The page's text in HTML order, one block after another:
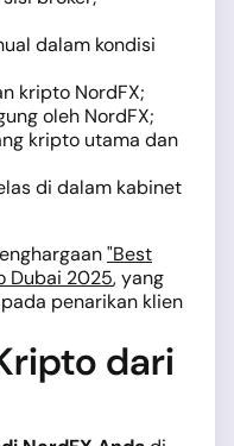
dalam kondisi
kripto NordFX;
oleh NordFX;
kripto utama dan
di dalam kabinet
"Best
Dubai 2025, yang
penarikan klien
dari